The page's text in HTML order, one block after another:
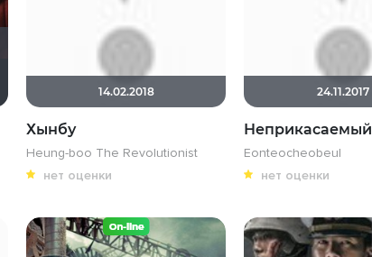
14.02.2018
Хынбу
Heung-boo The Revolutionist
нет оценки
24.11.2017
Неприкасаемый
Eonteocheobeul
нет оценки